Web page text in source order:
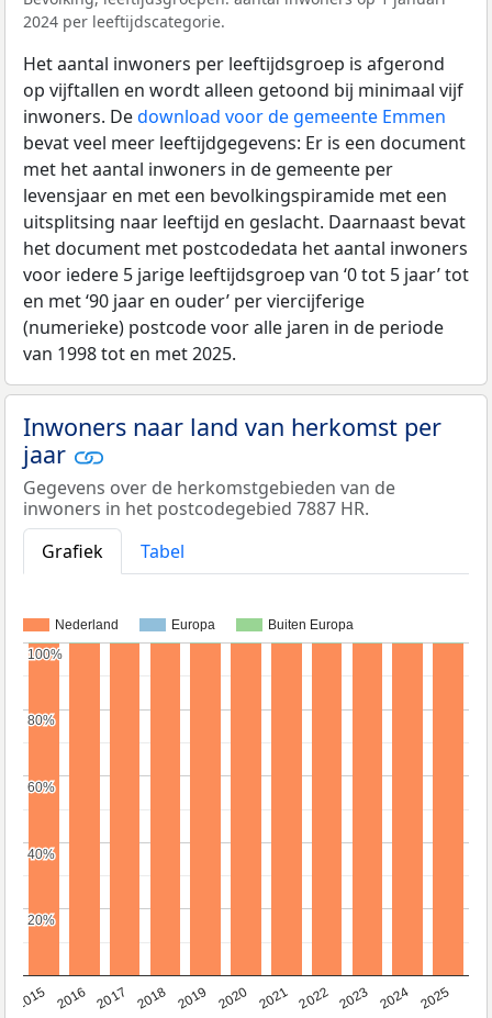
2024 per leeftijdscategorie.
Het aantal inwoners per leeftijdsgroep is afgerond
op vijftallen en wordt alleen getoond bij minimaal vijf
inwoners. Dedownload voor de gemeente Emmen
bevat veel meer leeftijdgegevens: Er is een document
met het aantal inwoners in de gemeente per
levensjaar en met een bevolkingspiramide met een
uitsplitsing naar leeftijd en geslacht. Daarnaast bevat
het document met postcodedata het aantal inwoners
voor iedere 5 jarige leeftijdsgroep van ‘0 tot 5 jaar’ tot
en met ‘90 jaar en ouder’ per viercijferige
(numerieke) postcode voor alle jaren in de periode
van 1998 tot en met 2025.
Inwoners naar land van herkomst per
jaar
Gegevens over de herkomstgebieden van de
inwoners in het postcodegebied 7887 HR.
Grafiek
Tabel
Nederland Europa Buiten Europa
2015 2016 2017 2018 2019 2020 2021 2022 2023 2024 2025
20%
20%
40%
40%
60%
60%
80%
80%
100%
100%